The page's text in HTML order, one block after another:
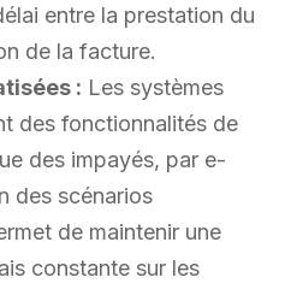
entre la prestation du
de la facture.
: Les systèmes
des fonctionnalités de
des impayés, par e-
des scénarios
de maintenir une
constante sur les